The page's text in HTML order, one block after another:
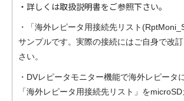
・詳しくは取扱説明書をご参照下さい。
・「海外レピータ用接続先リスト
サンプルです。実際の接続にはご自身で改
さい。
・DVレピータモニター機能で海外レピータ
「海外レピータ用接続先リスト」を